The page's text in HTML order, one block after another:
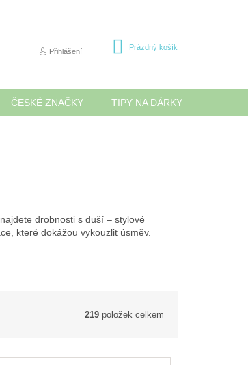
Přihlášení
NÁKUPNÍ
Prázdný košík
ČESKÉ ZNAČKY TIPY NA DÁRKY
drobnosti s duší – stylové
které dokážou vykouzlit úsměv.
219 položek celkem